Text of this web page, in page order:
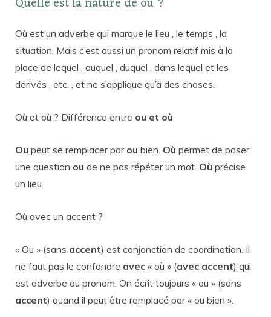
Où est un adverbe qui marque le lieu , le temps , la
situation. Mais c’est aussi un pronom relatif mis à la
place de lequel , auquel , duquel , dans lequel et les
dérivés , etc. , et ne s’applique qu’à des choses.
Où et où ? Différence entre ou et où
Ou peut se remplacer par ou bien. Où permet de poser
une question ou de ne pas répéter un mot. Où précise
un lieu.
Où avec un accent ?
« Ou » (sans accent) est conjonction de coordination. Il
ne faut pas le confondre avec « où » (avec accent) qui
est adverbe ou pronom. On écrit toujours « ou » (sans
accent) quand il peut être remplacé par « ou bien ».